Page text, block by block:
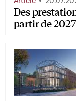
Des
partir de 2027